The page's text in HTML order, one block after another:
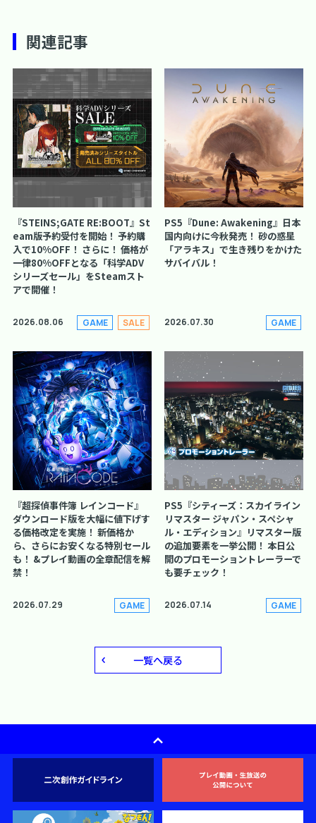
関連記事
『STEINS;GATE RE:BOOT』St
eam版予約受付を開始！ 予約購
入で10%OFF！ さらに！ 価格が
一律80%OFFとなる「科学ADV
シリーズセール」をSteamスト
アで開催！
2026.08.06 GAME SALE
PS5『Dune: Awakening』日本
国内向けに今秋発売！ 砂の惑星
「アラキス」で生き残りをかけた
サバイバル！
2026.07.30 GAME
『超探偵事件簿 レインコード』
ダウンロード版を大幅に値下げす
る価格改定を実施！ 新価格か
ら、さらにお安くなる特別セール
も！ &プレイ動画の全章配信を解
禁！
2026.07.29 GAME
PS5『シティーズ：スカイライン
リマスター ジャパン・スペシャ
ル・エディション』リマスター版
の追加要素を一挙公開！ 本日公
開のプロモーショントレーラーで
も要チェック！
2026.07.14 GAME
一覧へ戻る